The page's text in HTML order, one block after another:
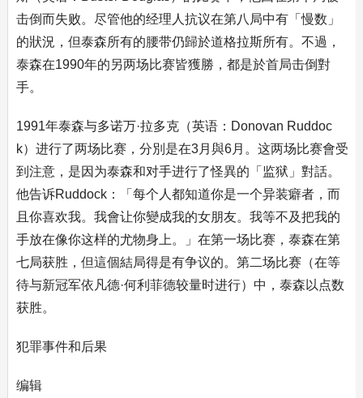
击倒而失败。尽管他的经理人抗议在第八局中有「慢数」
的狀況，但泰森所有的腰带仍歸於道格拉斯所有。不過，
泰森在1990年的另两场比赛皆獲勝，都是於首局击倒對
手。
1991年泰森与多诺万·拉多克（英语：Donovan Ruddoc
k）进行了两场比赛，分別是在3月與6月。这两场比赛會受
到注意，是因为泰森和对手进行了怪異的「监狱」對話。
他告诉Ruddock：「每个人都知道你是一个异装癖者，而
且你喜欢我。我會让你變成我的女朋友。我等不及把我的
手放在像你这样的尤物身上。」在第一场比赛，泰森在第
七局获胜，但這個結局得是有争议的。第二场比赛（在等
待与新冠军依凡德·何利菲德较量时进行）中，泰森以点数
获胜。
犯罪事件和后果
编辑